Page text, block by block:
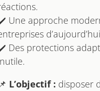
Une approche
Des protections
L’objectif : disposer